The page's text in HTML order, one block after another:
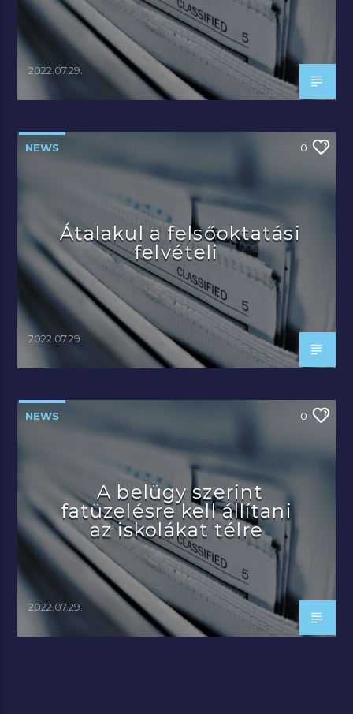
2022.07.29.
NEWS 0
Átalakul a felsőoktatási
felvételi
2022.07.29.
NEWS 0
A belügy szerint
fatüzelésre kell állítani
az iskolákat télre
2022.07.29.